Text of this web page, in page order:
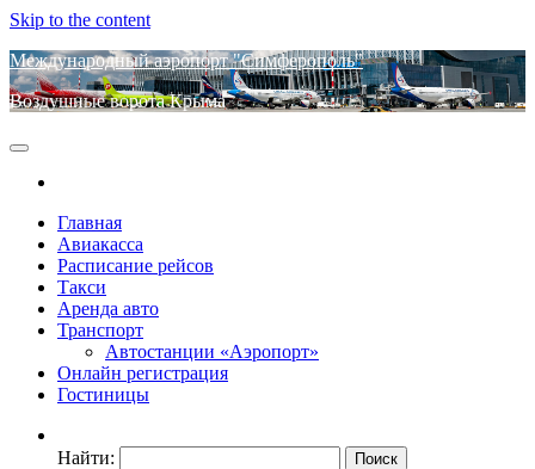
Skip to the content
Международный аэропорт "Симферополь"
Воздушные ворота Крыма
Главная
Авиакасса
Расписание рейсов
Такси
Аренда авто
Транспорт
Автостанции «Аэропорт»
Онлайн регистрация
Гостиницы
Найти: